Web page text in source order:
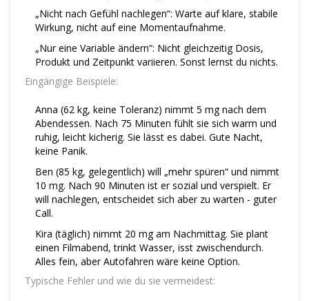
„Nicht nach Gefühl nachlegen“: Warte auf klare, stabile
Wirkung, nicht auf eine Momentaufnahme.
„Nur eine Variable ändern“: Nicht gleichzeitig Dosis,
Produkt und Zeitpunkt variieren. Sonst lernst du nichts.
Eingängige Beispiele:
Anna (62 kg, keine Toleranz) nimmt 5 mg nach dem
Abendessen. Nach 75 Minuten fühlt sie sich warm und
ruhig, leicht kicherig. Sie lässt es dabei. Gute Nacht,
keine Panik.
Ben (85 kg, gelegentlich) will „mehr spüren“ und nimmt
10 mg. Nach 90 Minuten ist er sozial und verspielt. Er
will nachlegen, entscheidet sich aber zu warten - guter
Call.
Kira (täglich) nimmt 20 mg am Nachmittag. Sie plant
einen Filmabend, trinkt Wasser, isst zwischendurch.
Alles fein, aber Autofahren wäre keine Option.
Typische Fehler und wie du sie vermeidest: